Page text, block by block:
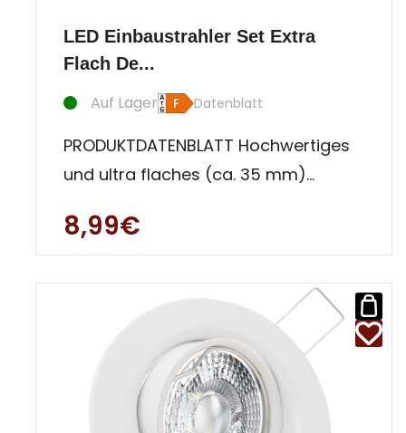
LED Einbaustrahler Set Extra
Flach De...
Auf Lager Datenblatt
PRODUKTDATENBLATT Hochwertiges
und ultra flaches (ca. 35 mm)
Aluminium
8,99€